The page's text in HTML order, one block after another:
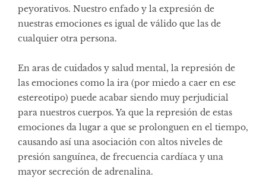
peyorativos. Nuestro enfado y la expresión de
nuestras emociones es igual de válido que las de
cualquier otra persona.
En aras de cuidados y salud mental, la represión de
las emociones como la ira (por miedo a caer en ese
estereotipo) puede acabar siendo muy perjudicial
para nuestros cuerpos. Ya que la represión de estas
emociones da lugar a que se prolonguen en el tiempo,
causando así una asociación con altos niveles de
presión sanguínea, de frecuencia cardíaca y una
mayor secreción de adrenalina.